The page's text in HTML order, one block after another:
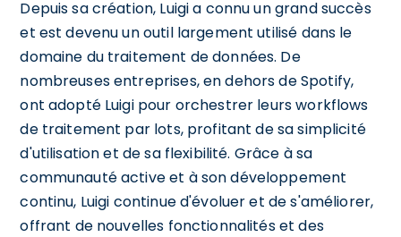
Depuis sa création, Luigi a connu un grand succès
et est devenu un outil largement utilisé dans le
domaine du traitement de données. De
nombreuses entreprises, en dehors de Spotify,
ont adopté Luigi pour orchestrer leurs workflows
de traitement par lots, profitant de sa simplicité
d'utilisation et de sa flexibilité. Grâce à sa
communauté active et à son développement
continu, Luigi continue d'évoluer et de s'améliorer,
offrant de nouvelles fonctionnalités et des